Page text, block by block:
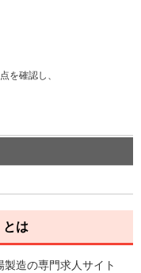
を確認し、
は
造の専門求人サイト